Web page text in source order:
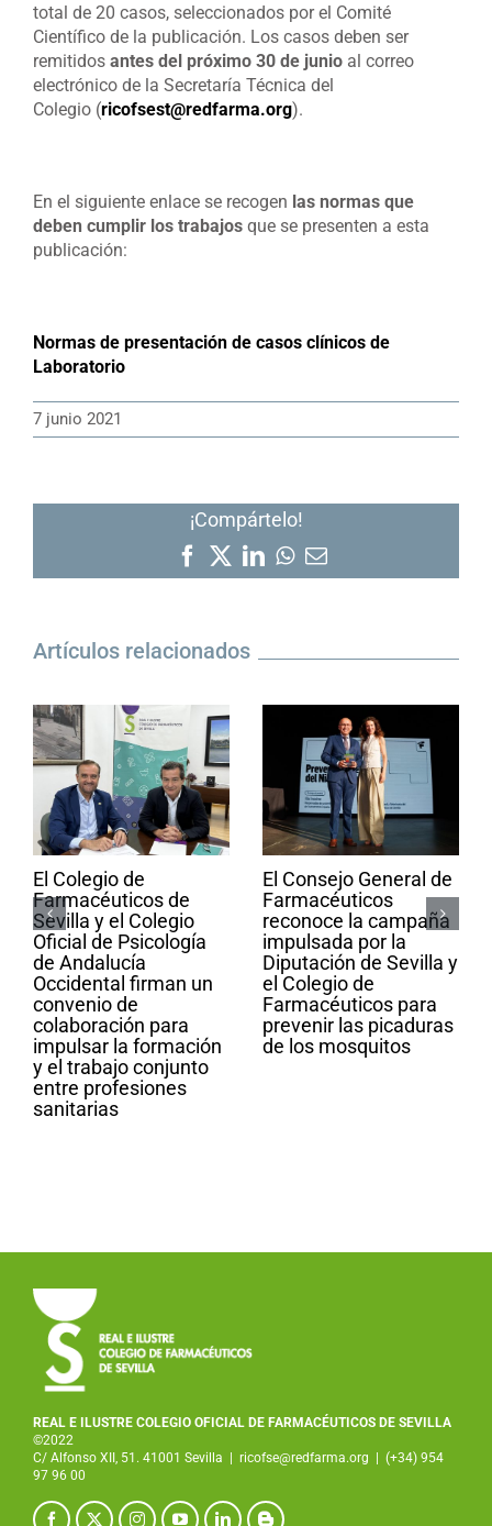
total de 20 casos, seleccionados por el Comité
Científico de la publicación. Los casos deben ser
remitidos antes del próximo 30 de junio al correo
electrónico de la Secretaría Técnica del
Colegio (ricofsest@redfarma.org).
En el siguiente enlace se recogen las normas que
deben cumplir los trabajos que se presenten a esta
publicación:
Normas de presentación de casos clínicos de
Laboratorio
7 junio 2021
¡Compártelo!
Facebook
X LinkedIn
WhatsApp
Correo
electrónico
Artículos relacionados
El Colegio de
Farmacéuticos de
Sevilla y el Colegio
Oficial de Psicología
de Andalucía
Occidental firman un
convenio de
colaboración para
impulsar la formación
y el trabajo conjunto
entre profesiones
sanitarias
El Consejo General de
Farmacéuticos
reconoce la campaña
impulsada por la
Diputación de Sevilla y
el Colegio de
Farmacéuticos para
prevenir las picaduras
de los mosquitos
REAL E ILUSTRE COLEGIO OFICIAL DE FARMACÉUTICOS DE SEVILLA
©2022
C/ Alfonso XII, 51. 41001 Sevilla
ricofse@redfarma.org
(+34) 954
97 96 00